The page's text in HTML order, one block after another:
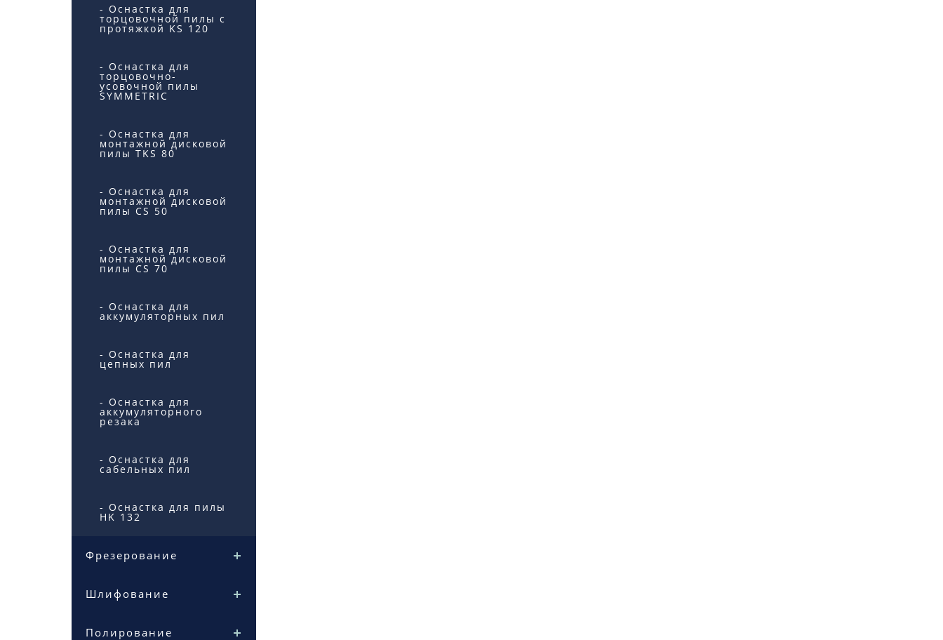
- Оснастка для
торцовочной пилы с
протяжкой KS 120
- Оснастка для
торцовочно-
усовочной пилы
SYMMETRIC
- Оснастка для
монтажной дисковой
пилы TKS 80
- Оснастка для
монтажной дисковой
пилы CS 50
- Оснастка для
монтажной дисковой
пилы CS 70
- Оснастка для
аккумуляторных пил
- Оснастка для
цепных пил
- Оснастка для
аккумуляторного
резака
- Оснастка для
сабельных пил
- Оснастка для пилы
HK 132
Фрезерование
Шлифование
Полирование